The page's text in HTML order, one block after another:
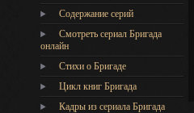
Содержание серий
Смотреть сериал Бригада
онлайн
Стихи о Бригаде
Цикл книг Бригада
Кадры из сериала Бригада